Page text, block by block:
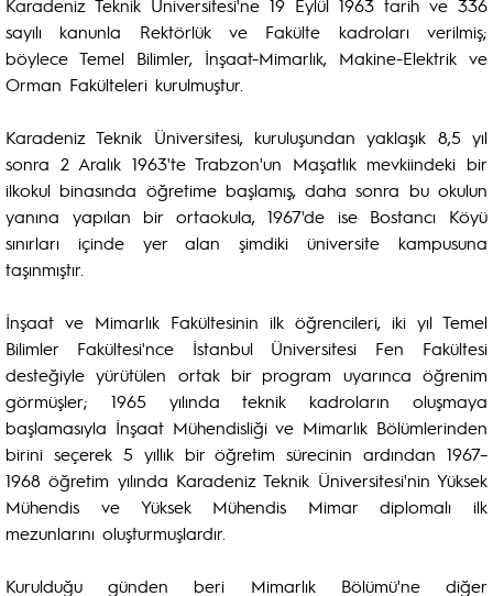
Karadeniz Teknik Üniversitesi'ne 19 Eylül 1963 tarih ve 336
sayılı kanunla Rektörlük ve Fakülte kadroları verilmiş;
böylece Temel Bilimler, İnşaat-Mimarlık, Makine-Elektrik ve
Orman Fakülteleri kurulmuştur.
Karadeniz Teknik Üniversitesi, kuruluşundan yaklaşık 8,5 yıl
sonra 2 Aralık 1963'te Trabzon'un Maşatlık mevkiindeki bir
ilkokul binasında öğretime başlamış, daha sonra bu okulun
yanına yapılan bir ortaokula, 1967'de ise Bostancı Köyü
sınırları içinde yer alan şimdiki üniversite kampusuna
taşınmıştır.
İnşaat ve Mimarlık Fakültesinin ilk öğrencileri, iki yıl Temel
Bilimler Fakültesi'nce İstanbul Üniversitesi Fen Fakültesi
desteğiyle yürütülen ortak bir program uyarınca öğrenim
görmüşler; 1965 yılında teknik kadroların oluşmaya
başlamasıyla İnşaat Mühendisliği ve Mimarlık Bölümlerinden
birini seçerek 5 yıllık bir öğretim sürecinin ardından 1967–
1968 öğretim yılında Karadeniz Teknik Üniversitesi'nin Yüksek
Mühendis ve Yüksek Mühendis Mimar diplomalı ilk
mezunlarını oluşturmuşlardır.
Kurulduğu günden beri Mimarlık Bölümü'ne diğer